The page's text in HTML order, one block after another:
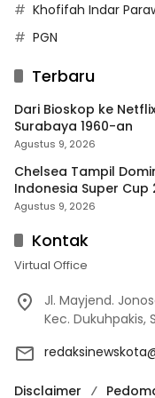
Khofifah Indar
PGN
Terbaru
Dari Bioskop ke
Surabaya 1960-an
Agustus 9, 2026
Chelsea Tampil
Indonesia Super Cup
Agustus 9, 2026
Kontak
Virtual Office
Jl. Mayjend.
Kec. Dukuhpakis,
Disclaimer